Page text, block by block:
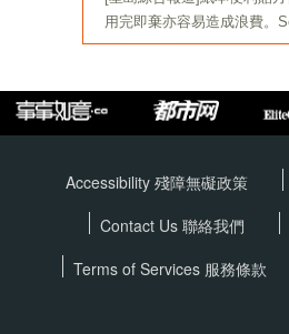
Accessibility 殘障無礙政策
Contact Us 聯絡我們
Terms of Services 服務條款